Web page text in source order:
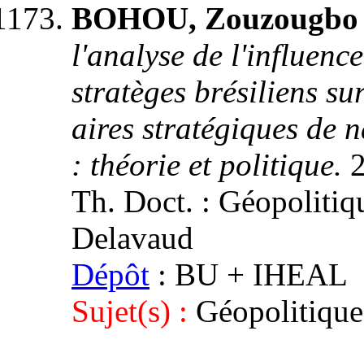
BOHOU,
l'analyse de
stratèges brésiliens
aires stratégiques de
: théorie et politique.
Th. Doct. :
Delavaud
Dépôt : BU + IHEAL
Sujet(s) :